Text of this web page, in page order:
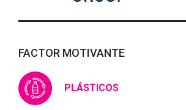
FACTOR MOTIVANTE
PLÁSTICOS